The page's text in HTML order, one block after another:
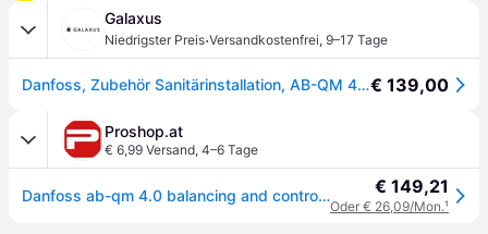
Galaxus
Niedrigster Preis·Versandkostenfrei, 9–17 Tage
Danfoss, Zubehör Sanitärinstallation, AB-QM 4.0 DN20 HF udv. - AB-QM 4.0 DN 20 HF udvendig gevind€ 139,00
Proshop.at
€ 6,99 Versand, 4–6 Tage
Danfoss ab-qm 4.0 balancing and control valve dn20 hf with outside thread € 149,21
Oder € 26,09/Mon.¹